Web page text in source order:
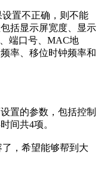
置不正确，则不能
括显示屏宽度、显示
端口号、MAC地
率、移位时钟频率和
置的参数，包括控制
间共4项。
，希望能够帮到大